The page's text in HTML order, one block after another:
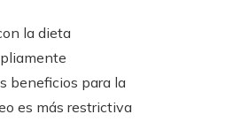
la dieta
beneficios para la
es más restrictiva